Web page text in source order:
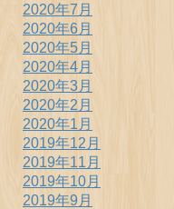
2020年7月
2020年6月
2020年5月
2020年4月
2020年3月
2020年2月
2020年1月
2019年12月
2019年11月
2019年10月
2019年9月